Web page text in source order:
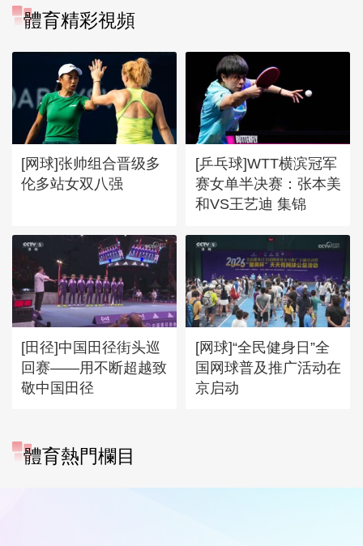
體育精彩視頻
[网球]张帅组合晋级多
伦多站女双八强
[乒乓球]WTT横滨冠军
赛女单半决赛：张本美
和VS王艺迪 集锦
[田径]中国田径街头巡
回赛——用不断超越致
敬中国田径
[网球]“全民健身日”全
国网球普及推广活动在
京启动
體育熱門欄目